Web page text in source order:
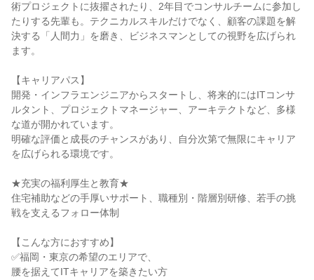
術プロジェクトに抜擢されたり、2年目でコンサルチームに参加し
たりする先輩も。テクニカルスキルだけでなく、顧客の課題を解
決する「人間力」を磨き、ビジネスマンとしての視野を広げられ
ます。
【キャリアパス】
開発・インフラエンジニアからスタートし、将来的にはITコンサ
ルタント、プロジェクトマネージャー、アーキテクトなど、多様
な道が開かれています。
明確な評価と成長のチャンスがあり、自分次第で無限にキャリア
を広げられる環境です。
★充実の福利厚生と教育★
住宅補助などの手厚いサポート、職種別・階層別研修、若手の挑
戦を支えるフォロー体制
【こんな方におすすめ】
✅福岡・東京の希望のエリアで、
腰を据えてITキャリアを築きたい方